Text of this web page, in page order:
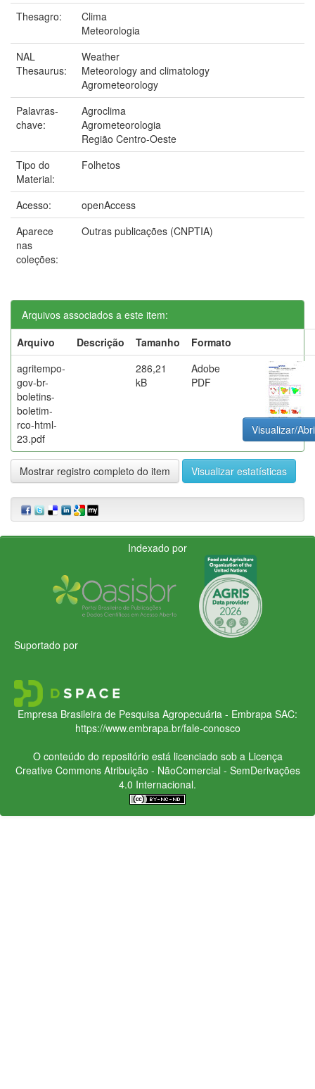
Thesagro:
Clima
Meteorologia
NAL
Thesaurus:
Weather
Meteorology and climatology
Agrometeorology
Palavras-
chave:
Agroclima
Agrometeorologia
Região Centro-Oeste
Tipo do
Material:
Folhetos
Acesso:
openAccess
Aparece
nas
coleções:
Outras publicações (CNPTIA)
Arquivos associados a este item:
Arquivo
Descrição Tamanho
Formato
agritempo-
gov-br-
boletins-
boletim-
rco-html-
23.pdf
286,21
kB
Adobe
PDF
Visualizar/
Mostrar registro completo do item Visualizar estatísticas
Indexado por
Suportado por
Empresa Brasileira de Pesquisa Agropecuária - Embrapa SAC:
https://www.embrapa.br/fale-conosco
O conteúdo do repositório está licenciado sob a Licença
Creative CommonsAtribuição - NãoComercial - SemDerivações
4.0 Internacional.